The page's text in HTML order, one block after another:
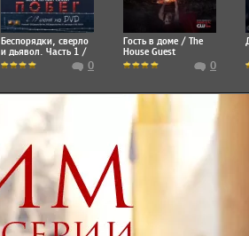
Беспорядки, сверло
и дьявол. Часть 1 /
Riots, Drills and the…
0
Гость в доме / The
House Guest
0